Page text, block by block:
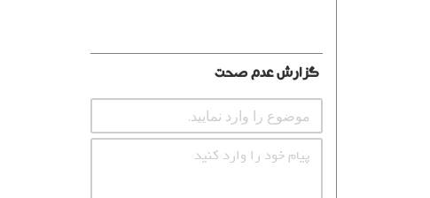
گزارش عدم صحت